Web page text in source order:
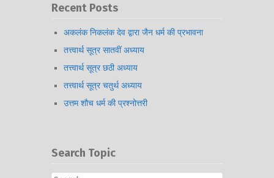
Recent Posts
अकलंक निकलंक देव द्वारा जैन धर्म की प्रभावना
तत्त्वार्थ सूत्र सातवीं अध्याय
तत्त्वार्थ सूत्र छठी अध्याय
तत्त्वार्थ सूत्र चतुर्थ अध्याय
उत्तम शौच धर्म की प्रश्नोत्तरी
Search Topic